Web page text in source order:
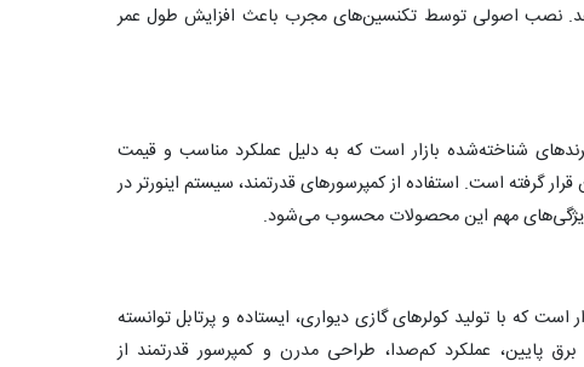
نصب اصولی توسط تکنسین‌های مجرب باعث افزایش طول عمر
شناخته‌شده بازار است که به دلیل عملکرد مناسب و قیمت
گرفته است. استفاده از کمپرسورهای قدرتمند، سیستم اینورتر در
ویژگی‌های مهم این محصولات محسوب می‌شود.
است که با تولید کولرهای گازی دیواری، ایستاده و پرتابل توانسته
پایین، عملکرد کم‌صدا، طراحی مدرن و کمپرسور قدرتمند از